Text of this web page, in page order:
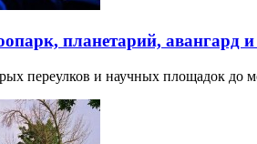
планетарий, авангард
переулков и научных площадок до